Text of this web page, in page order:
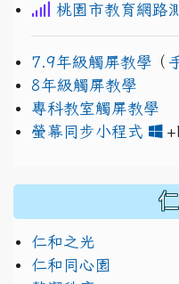
桃園市教育網路
7.9年級觸屏教學 （
8年級觸屏教學
專科教室觸屏教學
螢幕同步小程式
仁和之光
仁和同心園